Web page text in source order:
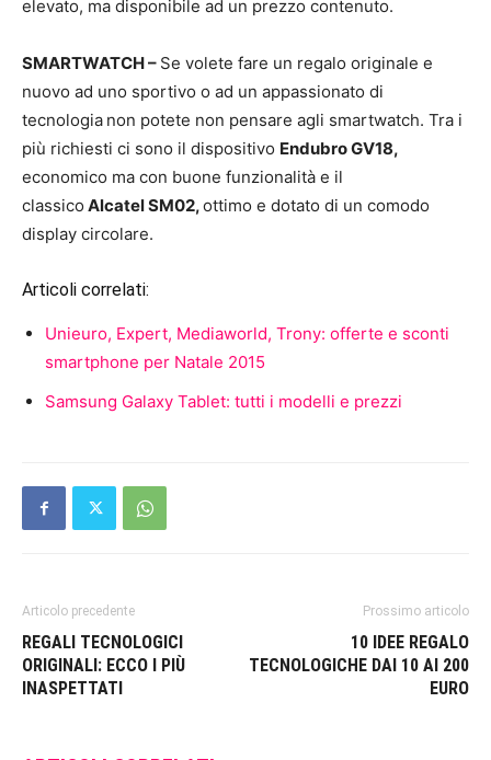
elevato, ma disponibile ad un prezzo contenuto.
SMARTWATCH – Se volete fare un regalo originale e
nuovo ad uno sportivo o ad un appassionato di
tecnologia non potete non pensare agli smartwatch. Tra i
più richiesti ci sono il dispositivo Endubro GV18,
economico ma con buone funzionalità e il
classico Alcatel SM02,ottimo e dotato di un comodo
display circolare.
Articoli correlati:
Unieuro, Expert, Mediaworld, Trony: offerte e sconti
smartphone per Natale 2015
Samsung Galaxy Tablet: tutti i modelli e prezzi
Articolo precedente
REGALI TECNOLOGICI
ORIGINALI: ECCO I PIÙ
INASPETTATI
Prossimo articolo
10 IDEE REGALO
TECNOLOGICHE DAI 10 AI 200
EURO